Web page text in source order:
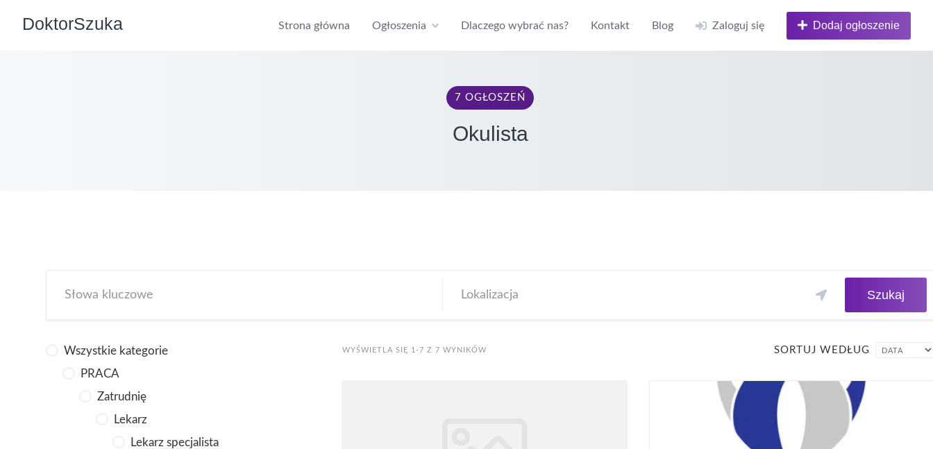
DoktorSzuka Strona główna Ogłoszenia Dlaczego wybrać nas? Kontakt Blog Zaloguj się Dodaj ogłoszenie
7 OGŁOSZEŃ
Okulista
Szukaj
Wszystkie kategorie
PRACA
Zatrudnię
Lekarz
Lekarz specjalista
WYŚWIETLA SIĘ 1-7 Z 7 WYNIKÓW SORTUJ WEDŁUG